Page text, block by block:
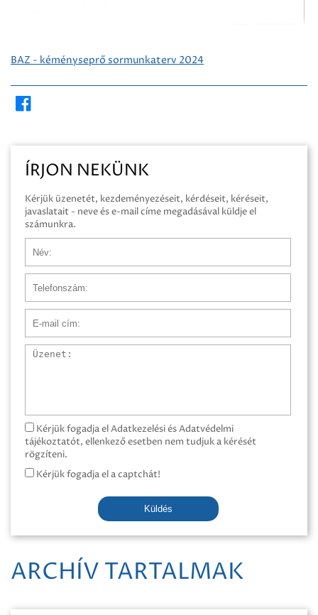
BAZ - kéményseprő sormunkaterv 2024
ÍRJON NEKÜNK
Kérjük üzenetét, kezdeményezéseit, kérdéseit, kéréseit,
javaslatait - neve és e-mail címe megadásával küldje el
számunkra.
Üzenet
Kérjük fogadja el Adatkezelési és Adatvédelmi
tájékoztatót, ellenkező esetben nem tudjuk a kérését
rögzíteni.
Kérjük fogadja el a captchát!
Küldés
ARCHÍV TARTALMAK